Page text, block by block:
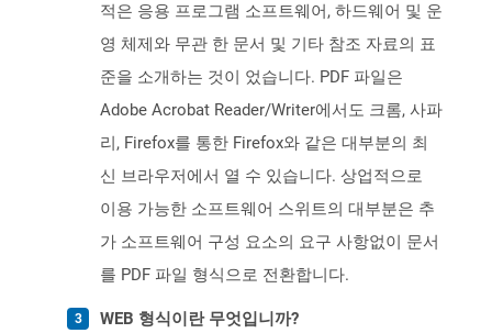
적은 응용 프로그램 소프트웨어, 하드웨어 및 운
영 체제와 무관 한 문서 및 기타 참조 자료의 표
준을 소개하는 것이 었습니다. PDF 파일은
Adobe Acrobat Reader/Writer에서도 크롬, 사파
리, Firefox를 통한 Firefox와 같은 대부분의 최
신 브라우저에서 열 수 있습니다. 상업적으로
이용 가능한 소프트웨어 스위트의 대부분은 추
가 소프트웨어 구성 요소의 요구 사항없이 문서
를 PDF 파일 형식으로 전환합니다.
WEB 형식이란 무엇입니까?